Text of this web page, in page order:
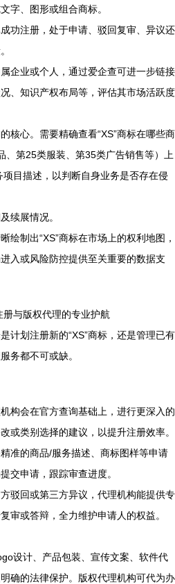
文字、图形或组合商标。
成功注册，处于申请、驳回复审、异议还
属企业或个人，通过爱企查可进一步链接
、知识产权布局等，评估其市场活跃度
的核心。需要精确查看“XS”商标在哪些商
、第25类服装、第35类广告销售等）上
目描述，以判断自身业务是否存在侵
续展情况。
绘制出“XS”商标在市场上的权利地图，
入或风险防控提供至关重要的数据支
与版权代理的专业护航
计划注册新的“XS”商标，还是管理已有
务都不可或缺。
机构会在官方查询基础上，进行更深入的
或类别选择的建议，以提升注册效率。
精准的商品/服务描述、商标图样等申请
交申请，跟踪审查进度。
方驳回或第三方异议，代理机构能提供专
审或答辩，全力维护申请人的权益。
设计、产品包装、宣传文案、软件代
确的法律保护。版权代理机构可代为办